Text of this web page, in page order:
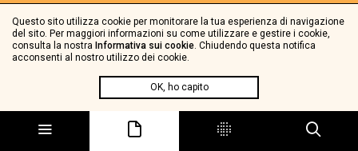
Questo sito utilizza cookie per monitorare la tua esperienza di navigazione
del sito. Per maggiori informazioni su come utilizzare e gestire i cookie,
consulta la nostra Informativa sui cookie. Chiudendo questa notifica
acconsenti al nostro utilizzo dei cookie.
OK, ho capito